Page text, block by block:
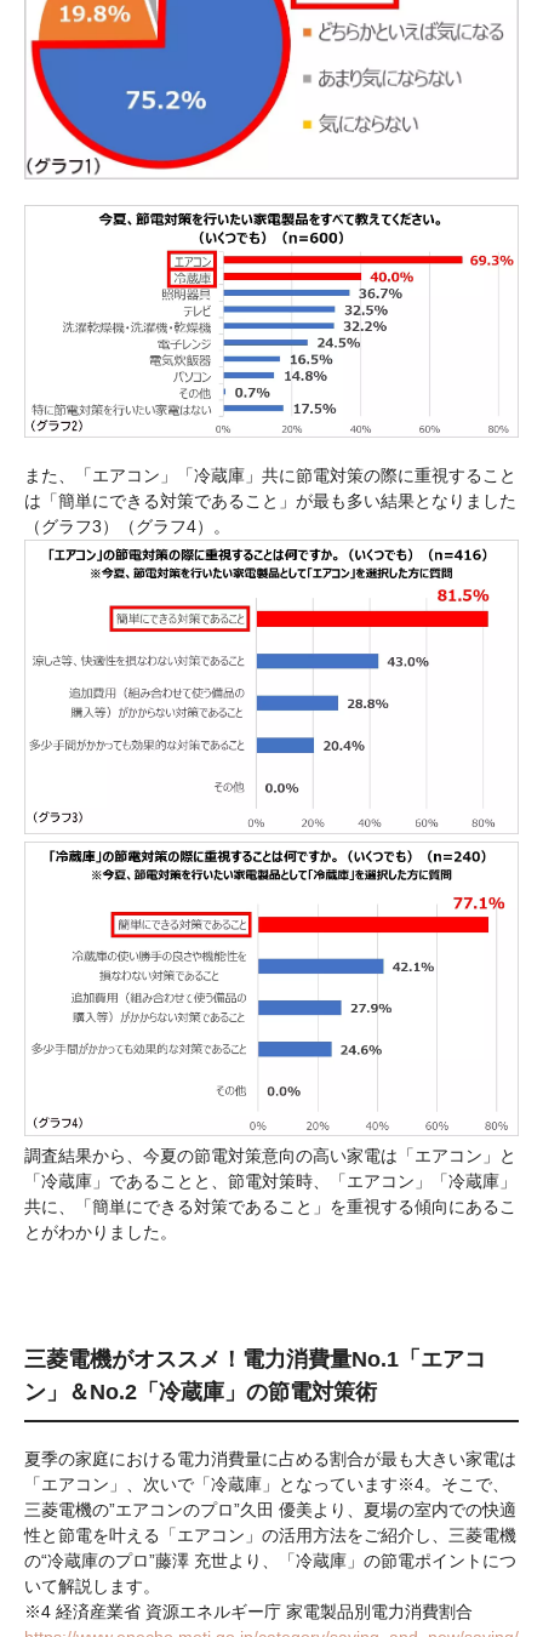
また、「エアコン」「冷蔵庫」共に節電対策の際に重視すること
は「簡単にできる対策であること」が最も多い結果となりました
（グラフ3）（グラフ4）。
調査結果から、今夏の節電対策意向の高い家電は「エアコン」と
「冷蔵庫」であることと、節電対策時、「エアコン」「冷蔵庫」
共に、「簡単にできる対策であること」を重視する傾向にあるこ
とがわかりました。
三菱電機がオススメ！電力消費量No.1「エアコ
ン」＆No.2「冷蔵庫」の節電対策術
夏季の家庭における電力消費量に占める割合が最も大きい家電は
「エアコン」、次いで「冷蔵庫」となっています※4。そこで、
三菱電機の”エアコンのプロ”久田 優美より、夏場の室内での快適
性と節電を叶える「エアコン」の活用方法をご紹介し、三菱電機
の“冷蔵庫のプロ”藤澤 充世より、「冷蔵庫」の節電ポイントにつ
いて解説します。
※4 経済産業省 資源エネルギー庁 家電製品別電力消費割合